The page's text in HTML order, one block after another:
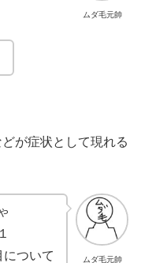
ムダ毛元帥
が症状として現れる
ムダ毛元帥
ついて